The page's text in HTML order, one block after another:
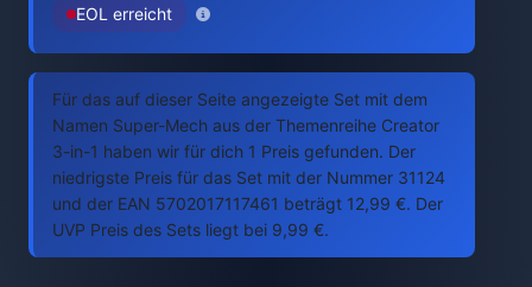
EOL erreicht
Für das auf dieser Seite angezeigte Set mit dem
Namen Super-Mech aus der Themenreihe Creator
3-in-1 haben wir für dich 1 Preis gefunden. Der
niedrigste Preis für das Set mit der Nummer 31124
und der EAN 5702017117461 beträgt 12,99 €. Der
UVP Preis des Sets liegt bei 9,99 €.